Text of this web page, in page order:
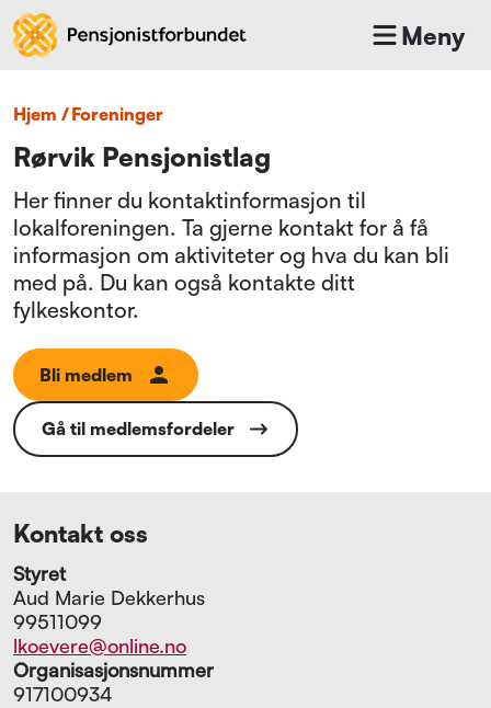
Meny
Hjem / foreninger
Rørvik Pensjonistlag
Her finner du kontaktinformasjon til
lokalforeningen. Ta gjerne kontakt for å få
informasjon om aktiviteter og hva du kan bli
med på. Du kan også kontakte ditt
fylkeskontor.
Bli medlem
Gå til medlemsfordeler
Kontakt oss
Styret
Aud Marie Dekkerhus
99511099
lkoevere@online.no
Organisasjonsnummer
917100934